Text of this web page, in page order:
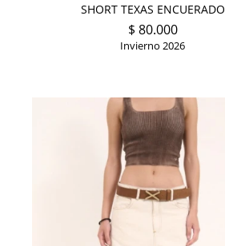
SHORT TEXAS ENCUERADO
$ 80.000
Invierno 2026